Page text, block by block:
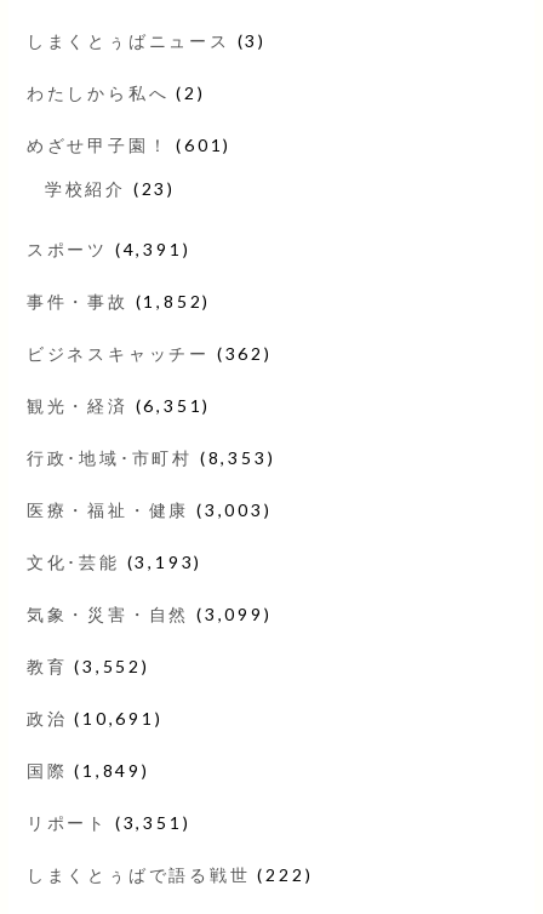
しまくとぅばニュース (3)
わたしから私へ (2)
めざせ甲子園！ (601)
学校紹介 (23)
スポーツ (4,391)
事件・事故 (1,852)
ビジネスキャッチー (362)
観光・経済 (6,351)
行政･地域･市町村 (8,353)
医療・福祉・健康 (3,003)
文化･芸能 (3,193)
気象・災害・自然 (3,099)
教育 (3,552)
政治 (10,691)
国際 (1,849)
リポート (3,351)
しまくとぅばで語る戦世 (222)